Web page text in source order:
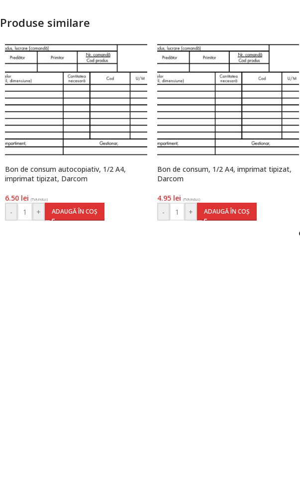
Produse similare
Bon de consum autocopiativ, 1/2 A4,
imprimat tipizat, Darcom
6.50 lei (TVA inclus)
- + ADAUGĂ ÎN COȘ
Bon de consum, 1/2 A4, imprimat tipizat,
Darcom
4.95 lei (TVA inclus)
- + ADAUGĂ ÎN COȘ